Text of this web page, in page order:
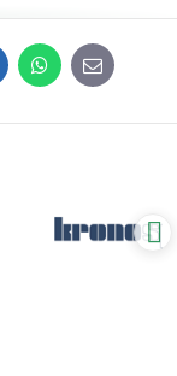
WhatsApp
E-
mail